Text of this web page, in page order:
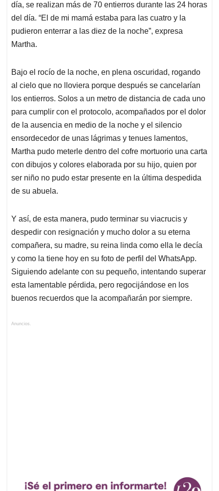
día, se realizan más de 70 entierros durante las 24 horas
del día. “El de mi mamá estaba para las cuatro y la
pudieron enterrar a las diez de la noche”, expresa
Martha.
Bajo el rocío de la noche, en plena oscuridad, rogando
al cielo que no lloviera porque después se cancelarían
los entierros. Solos a un metro de distancia de cada uno
para cumplir con el protocolo, acompañados por el dolor
de la ausencia en medio de la noche y el silencio
ensordecedor de unas lágrimas y tenues lamentos,
Martha pudo meterle dentro del cofre mortuorio una carta
con dibujos y colores elaborada por su hijo, quien por
ser niño no pudo estar presente en la última despedida
de su abuela.
Y así, de esta manera, pudo terminar su viacrucis y
despedir con resignación y mucho dolor a su eterna
compañera, su madre, su reina linda como ella le decía
y como la tiene hoy en su foto de perfil del WhatsApp.
Siguiendo adelante con su pequeño, intentando superar
esta lamentable pérdida, pero regocijándose en los
buenos recuerdos que la acompañarán por siempre.
Anuncios.